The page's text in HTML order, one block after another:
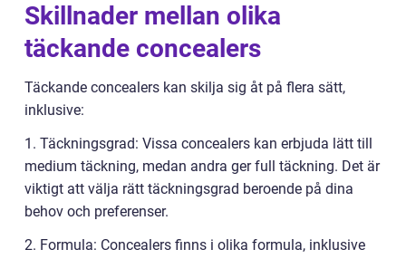
Skillnader mellan olika
täckande concealers
Täckande concealers kan skilja sig åt på flera sätt,
inklusive:
1. Täckningsgrad: Vissa concealers kan erbjuda lätt till
medium täckning, medan andra ger full täckning. Det är
viktigt att välja rätt täckningsgrad beroende på dina
behov och preferenser.
2. Formula: Concealers finns i olika formula, inklusive